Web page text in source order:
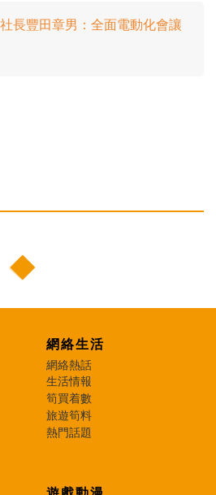
長豐田章男：全面電動化會讓
網絡生活
網絡熱話
生活情報
筍買着數
旅遊筍料
熱門話題